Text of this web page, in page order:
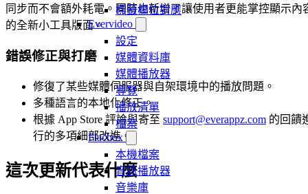
標籤欄位對應
Evervideo
設定
媒體資料庫
媒體播放器
導覽
播放清單
檔案
Flacbox
本機檔案
音訊播放器
音樂庫
同步而不會額外耗電。同時也新增了讓使用者更能掌控顯示內
的全新小工具版面。
錯誤修正與打磨
修復了某些媒體伺服器與自架環境中的播放問題。
多種語言的本地化修正。
根據 App Store 評論與寄至 support@everappz.com 的回饋
行的多項細部改進。
這次更新代表什麼